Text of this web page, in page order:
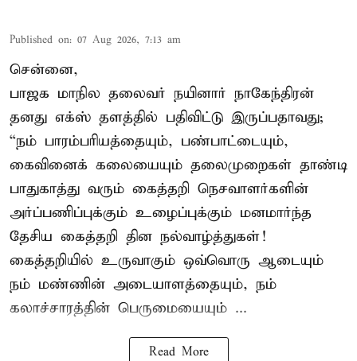
Published on: 07 Aug 2026, 7:13 am
சென்னை,
பாஜக மாநில தலைவர் நயினார் நாகேந்திரன்
தனது எக்ஸ் தளத்தில் பதிவிட்டு இருப்பதாவது;
“நம் பாரம்பரியத்தையும், பண்பாட்டையும்,
கைவினைக் கலையையும் தலைமுறைகள் தாண்டி
பாதுகாத்து வரும் கைத்தறி நெசவாளர்களின்
அர்ப்பணிப்புக்கும் உழைப்புக்கும் மனமார்ந்த
தேசிய கைத்தறி தின நல்வாழ்த்துகள்!
கைத்தறியில் உருவாகும் ஒவ்வொரு ஆடையும்
நம் மண்ணின் அடையாளத்தையும், நம்
கலாச்சாரத்தின் பெருமையையும் ...
Read More